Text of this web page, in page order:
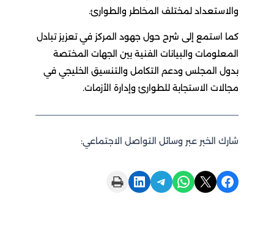
والاستعداد لمختلف المخاطر والطوارئ.
كما استمع إلى شرح حول جهود المركز في تعزيز تبادل
المعلومات والبيانات الفنية بين الجهات المختصة
بدول المجلس ودعم التكامل والتنسيق الخليجي في
مجالات الاستجابة للطوارئ وإدارة الأزمات.
شارك الخبر عبر وسائل التواصل الاجتماعي:
Share on Facebook
Share on X
Share on WhatsApp
Share on Telegram
Share on LinkedIn
Print this Page